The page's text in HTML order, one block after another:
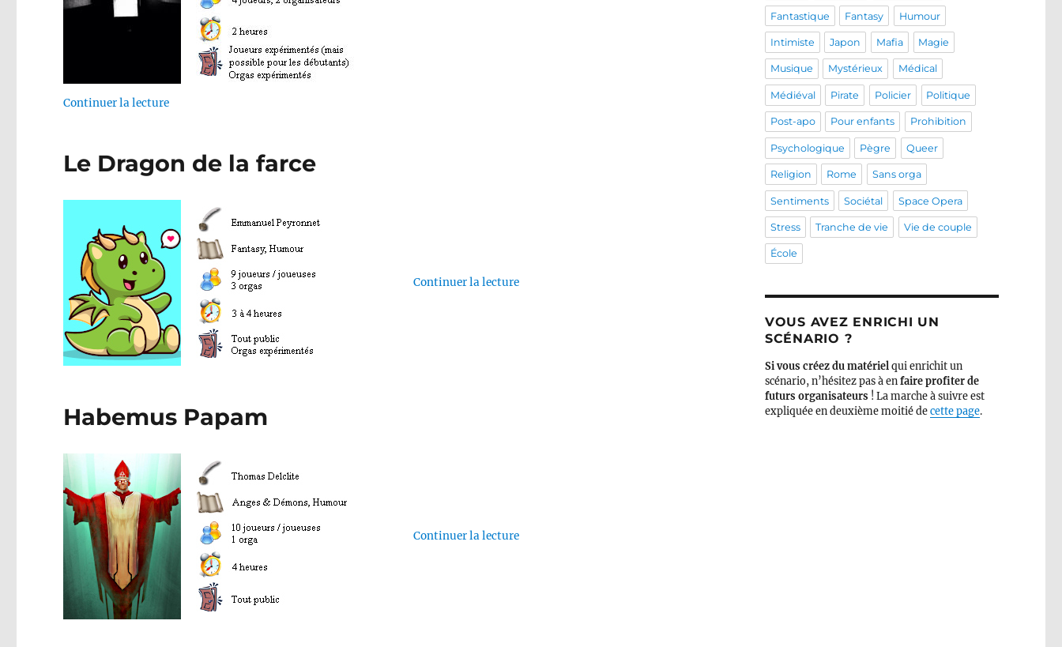
Continuer la lecturede « À travers les ténèbres »
Le Dragon de la farce
Continuer la lecture
Habemus Papam
Continuer la lecture
Fantastique Fantasy Humour
Intimiste Japon Mafia Magie
Musique Mystérieux Médical
Médiéval Pirate Policier Politique
Post-apo Pour enfants Prohibition
Psychologique Pègre Queer
Religion Rome Sans orga
Sentiments Sociétal Space Opera
Stress Tranche de vie Vie de couple
École
VOUS AVEZ ENRICHI UN
SCÉNARIO ?
Si vous créez du matérielqui enrichit un
scénario, n’hésitez pas à en faire profiter de
futurs organisateurs ! La marche à suivre est
expliquée en deuxième moitié de cette page.